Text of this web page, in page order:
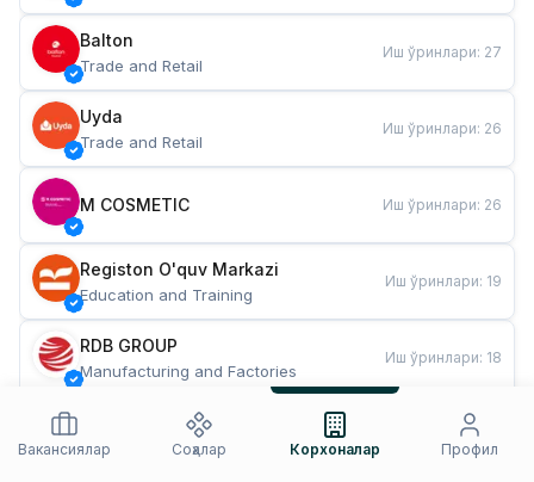
Balton
Trade and Retail
Иш ўринлари: 27
Uyda
Trade and Retail
Иш ўринлари: 26
M COSMETIC Иш ўринлари: 26
Registon O'quv Markazi
Education and Training
Иш ўринлари: 19
RDB GROUP
Manufacturing and Factories
Иш ўринлари: 18
Restaurants and Fast Food
Иш ўринлари
Вакансиялар
Соҳалар Корхоналар Профил